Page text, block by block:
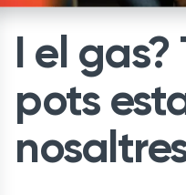
I el
pots